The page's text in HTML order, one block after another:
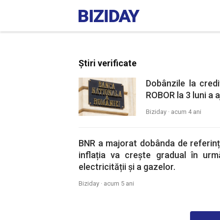
Știri verificate
Dobânzile la
ROBOR la 3 luni a
Biziday · acum 4 ani
BNR a majorat dobânda de
inflația va crește gradual în
electricității și a gazelor.
Biziday · acum 5 ani